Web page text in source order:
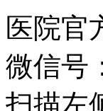
医院官
微信号
扫描左